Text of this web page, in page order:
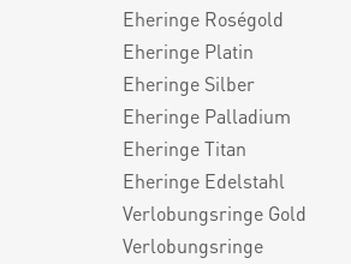
Eheringe Roségold
Eheringe Platin
Eheringe Silber
Eheringe Palladium
Eheringe Titan
Eheringe Edelstahl
Verlobungsringe Gold
Verlobungsringe